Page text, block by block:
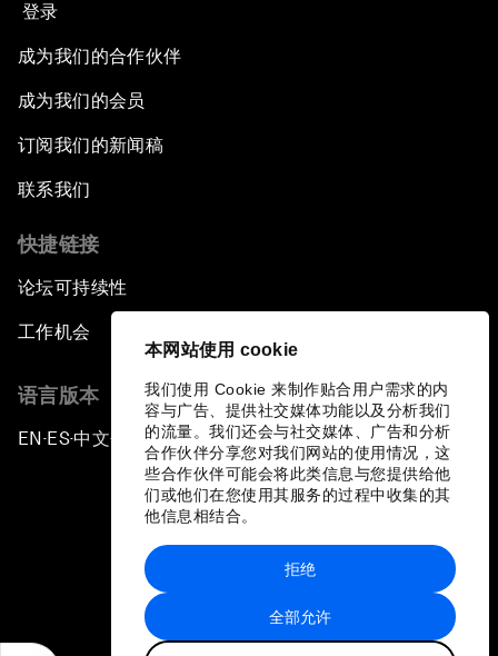
本网站使用 cookie
我们使用 Cookie 来制作贴合用户需求的内
容与广告、提供社交媒体功能以及分析我们
的流量。我们还会与社交媒体、广告和分析
合作伙伴分享您对我们网站的使用情况，这
些合作伙伴可能会将此类信息与您提供给他
们或他们在您使用其服务的过程中收集的其
他信息相结合。
全部允许
拒绝
登录
成为我们的合作伙伴
成为我们的会员
订阅我们的新闻稿
联系我们
快捷链接
论坛可持续性
工作机会
语言版本
EN ▪ ES▪中文▪ 日本語
站点地图